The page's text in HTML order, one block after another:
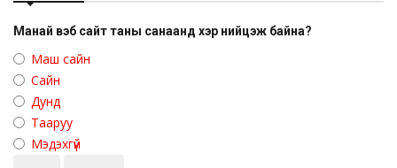
Манай вэб сайт таны санаанд хэр нийцэж байна?
Маш сайн
Сайн
Дунд
Тааруу
Мэдэхгүй